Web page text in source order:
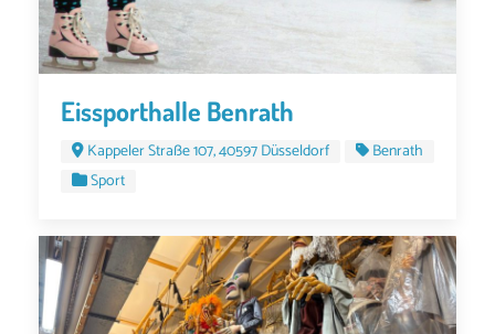
Eissporthalle Benrath
Kappeler Straße 107, 40597 Düsseldorf
Benrath
Sport